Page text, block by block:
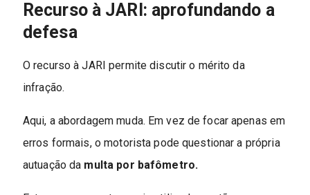
Recurso à JARI: aprofundando a
defesa
O recurso à JARI permite discutir o mérito da
infração.
Aqui, a abordagem muda. Em vez de focar apenas em
erros formais, o motorista pode questionar a própria
autuação da multa por bafômetro.